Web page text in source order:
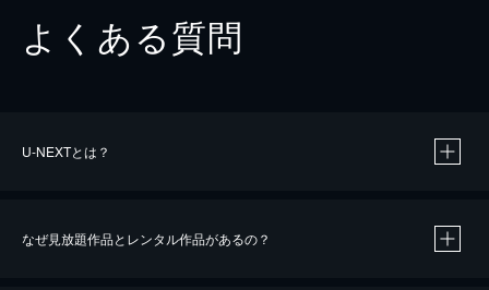
よくある質問
U-NEXTとは？
なぜ見放題作品とレンタル作品があるの？